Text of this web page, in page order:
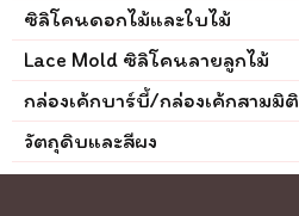
ซิลิโคนดอกไม้และใบไม้
Lace Mold ซิลิโคนลายลูกไม้
กล่องเค้กบาร์บี้/กล่องเค้กสามมิติ
วัตถุดิบและสีผง